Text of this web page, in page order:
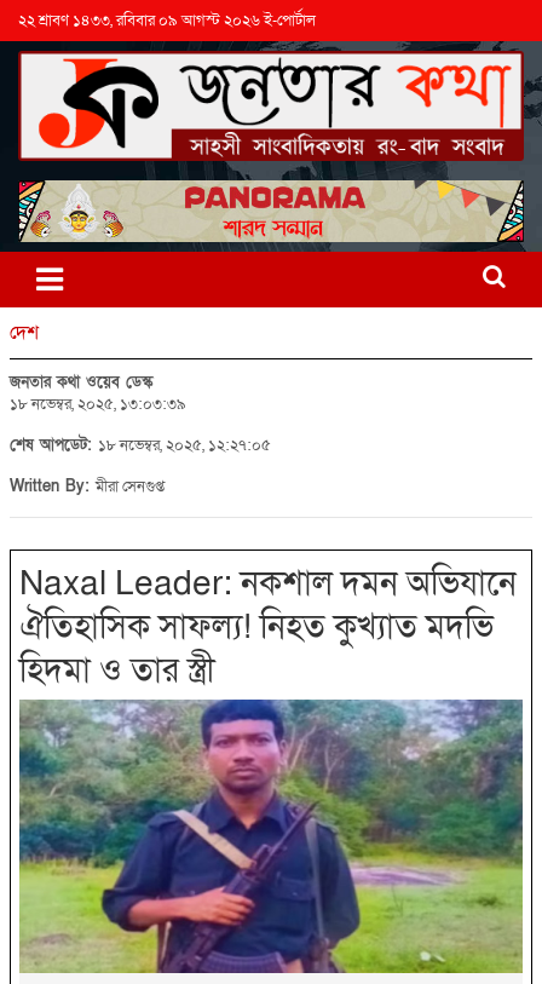
২২ শ্রাবণ ১৪৩৩, রবিবার ০৯ আগস্ট ২০২৬ ই-পোর্টাল
দেশ
জনতার কথা ওয়েব ডেস্ক
১৮ নভেম্বর, ২০২৫, ১৩:০৩:৩৯
শেষ আপডেট: ১৮ নভেম্বর, ২০২৫, ১২:২৭:০৫
Written By:মীরা সেনগুপ্ত
Naxal Leader: নকশাল দমন অভিযানে
ঐতিহাসিক সাফল্য! নিহত কুখ্যাত মদভি
হিদমা ও তার স্ত্রী